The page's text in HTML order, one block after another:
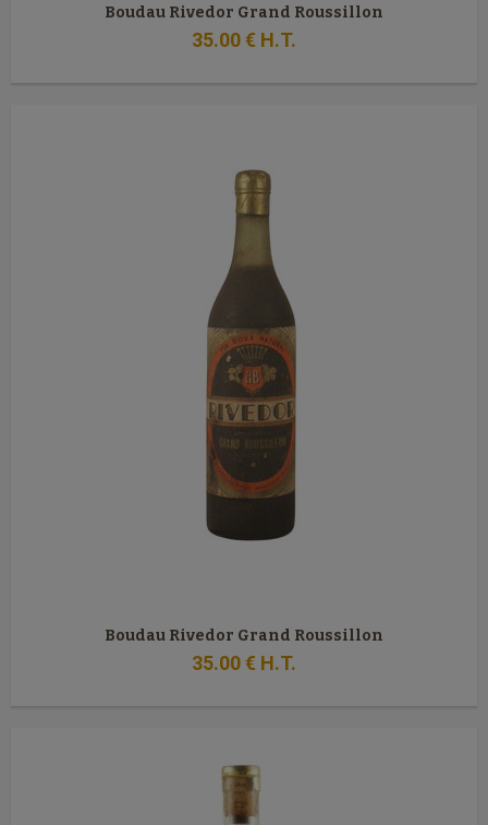
Boudau Rivedor Grand Roussillon
35.00€ H.T.
Boudau Rivedor Grand Roussillon
35.00€ H.T.